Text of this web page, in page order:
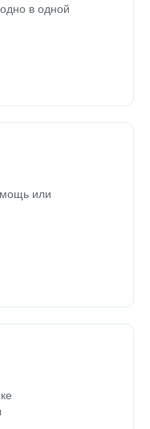
в одной
или